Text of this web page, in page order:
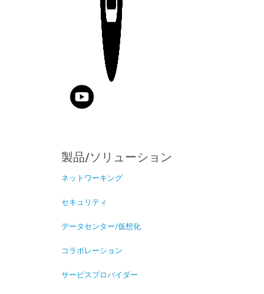
製品/ソリューション
ネットワーキング
セキュリティ
データセンター/仮想化
コラボレーション
サービスプロバイダー